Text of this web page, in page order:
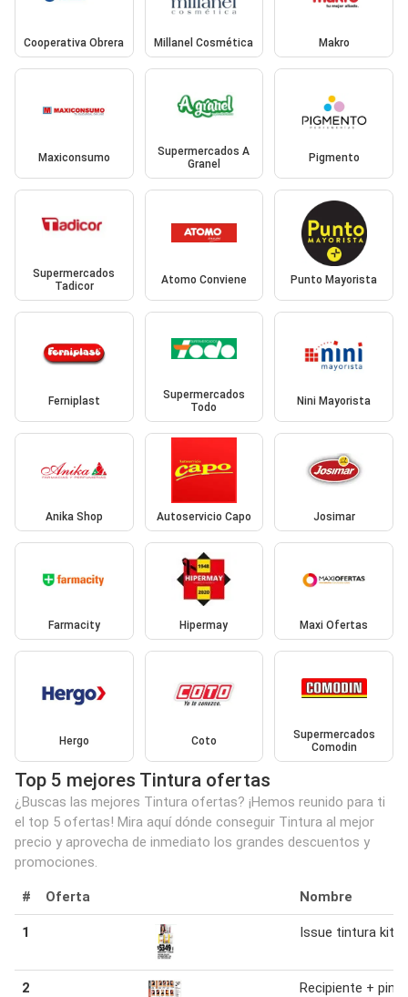
Cooperativa Obrera Millanel Cosmética Makro
Maxiconsumo
Supermercados A
Granel
Pigmento
Supermercados
Tadicor
Atomo Conviene Punto Mayorista
Ferniplast
Supermercados
Todo
Nini Mayorista
Anika Shop Autoservicio Capo Josimar
Farmacity Hipermay Maxi Ofertas
Hergo Coto
Supermercados
Comodin
Top 5 mejores Tintura ofertas
¿Buscas las mejores Tintura ofertas? ¡Hemos reunido para ti
el top 5 ofertas! Mira aquí dónde conseguir Tintura al mejor
precio y aprovecha de inmediato los grandes descuentos y
promociones.
# Oferta Nombre
1 Issue tintura kit
2 Recipiente +